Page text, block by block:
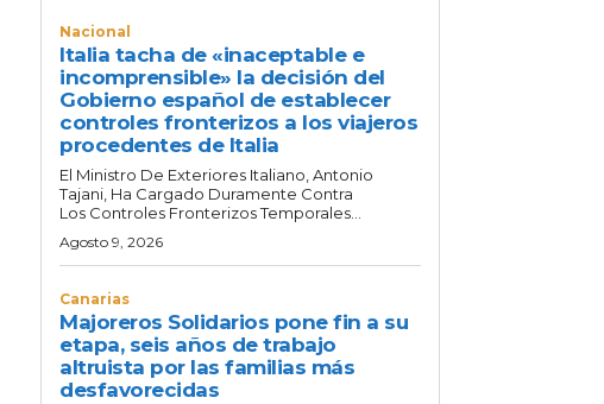
Nacional
Italia tacha de «inaceptable e
incomprensible» la decisión del
Gobierno español de establecer
controles fronterizos a los viajeros
procedentes de Italia
El Ministro De Exteriores Italiano, Antonio
Tajani, Ha Cargado Duramente Contra
Los Controles Fronterizos Temporales...
Agosto 9, 2026
Canarias
Majoreros Solidarios pone fin a su
etapa, seis años de trabajo
altruista por las familias más
desfavorecidas